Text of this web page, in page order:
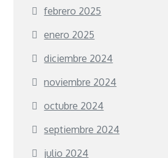
febrero 2025
enero 2025
diciembre 2024
noviembre 2024
octubre 2024
septiembre 2024
julio 2024